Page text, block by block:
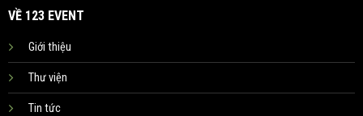
VỀ 123 EVENT
Giới thiệu
Thư viện
Tin tức